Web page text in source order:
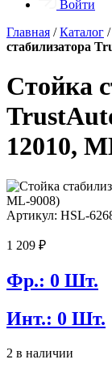
Войти
Главная /Каталог /
стабилизатора
Стойка
12010,
Артикул: HSL-
1 209 ₽
Фр.: 0 Шт.
Инт.: 0 Шт.
2 в наличии